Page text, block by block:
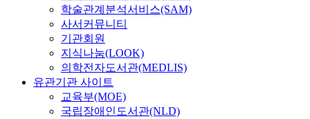
학술관계분석서비스(SAM)
사서커뮤니티
기관회원
지식나눔(LOOK)
의학전자도서관(MEDLIS)
유관기관 사이트
교육부(MOE)
국립장애인도서관(NLD)